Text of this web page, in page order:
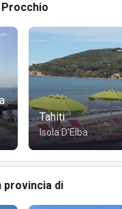
spiaggia
a legna
di pesce
internet gratuita
PAOLA
Tahiti
Isola D'Elba
provincia di